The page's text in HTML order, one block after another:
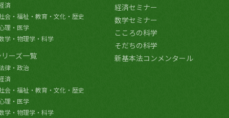
済
会・福祉・教育・文化・歴史
理・医学
学・物理学・科学
リーズ一覧
律・政治
済
会・福祉・教育・文化・歴史
理・医学
学・物理学・科学
経済セミナー
数学セミナー
こころの科学
そだちの科学
新基本法コンメンタール